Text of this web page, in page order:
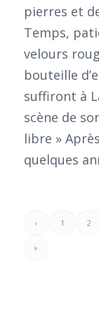
pierres et
Temps,
velours
bouteille
suffiront à
scène de
libre »
quelques
‹ 1 2
»